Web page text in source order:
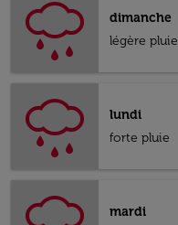
dimanche
légère pluie
lundi
forte pluie
mardi